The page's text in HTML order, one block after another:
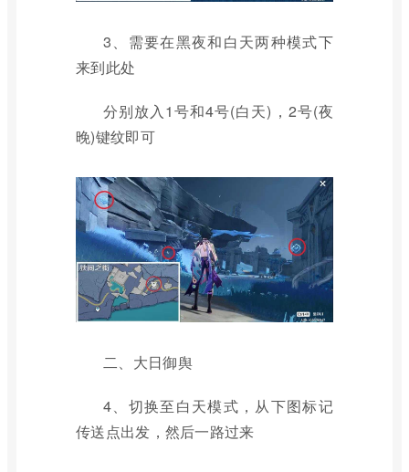
3、需要在黑夜和白天两种模式下
来到此处
分别放入1号和4号(白天)，2号(夜
晚)键纹即可
二、大日御舆
4、切换至白天模式，从下图标记
传送点出发，然后一路过来